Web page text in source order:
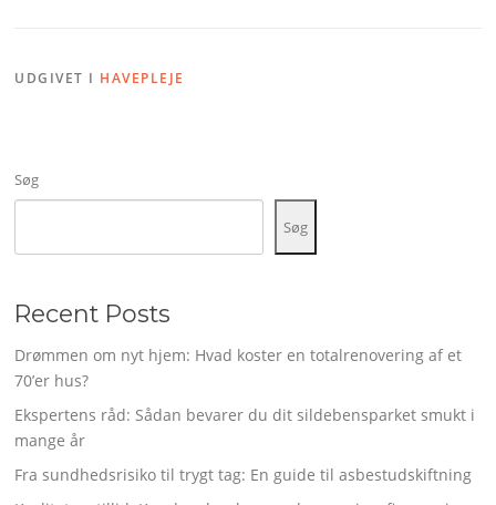
UDGIVET I HAVEPLEJE
Søg
Søg
Recent Posts
Drømmen om nyt hjem: Hvad koster en totalrenovering af et
70’er hus?
Ekspertens råd: Sådan bevarer du dit sildebensparket smukt i
mange år
Fra sundhedsrisiko til trygt tag: En guide til asbestudskiftning